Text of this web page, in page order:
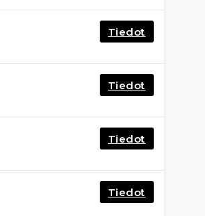
Tiedot
Tiedot
Tiedot
Tiedot